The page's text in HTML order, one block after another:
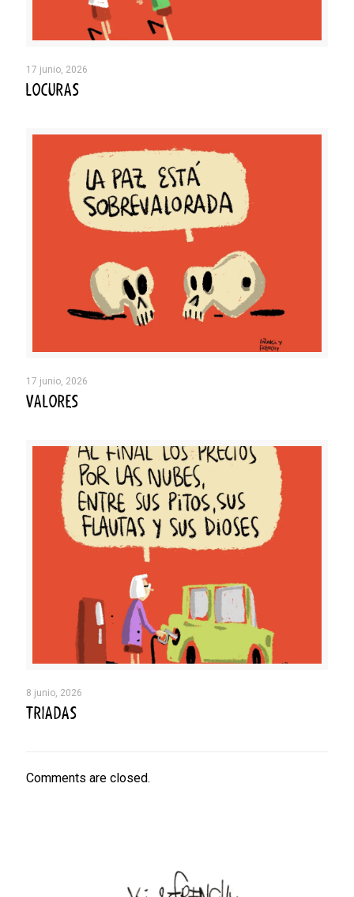
17 junio, 2026
LOCURAS
17 junio, 2026
VALORES
8 junio, 2026
TRIADAS
Comments are closed.